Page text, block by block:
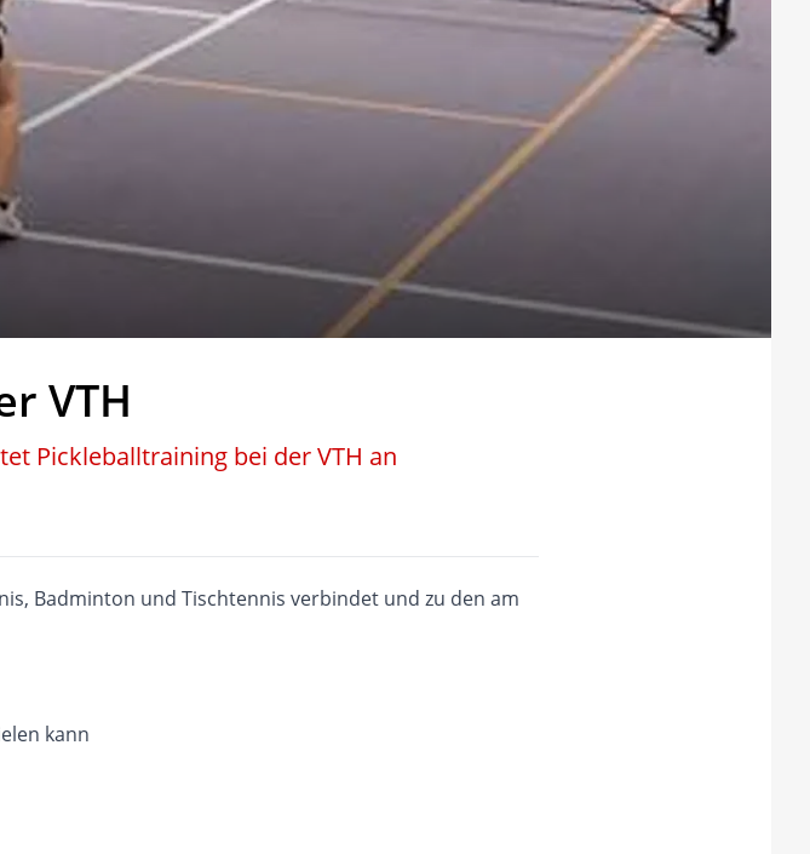
VTH
Pickleballtraining bei der VTH an
Badminton und Tischtennis verbindet und zu den am
kann